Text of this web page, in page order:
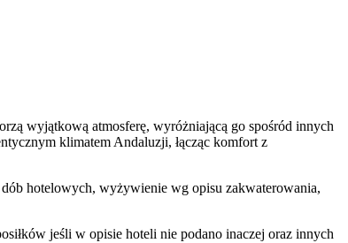
wyjątkową atmosferę, wyróżniającą go spośród innych
klimatem Andaluzji, łącząc komfort z
hotelowych, wyżywienie wg opisu zakwaterowania,
jeśli w opisie hoteli nie podano inaczej oraz innych